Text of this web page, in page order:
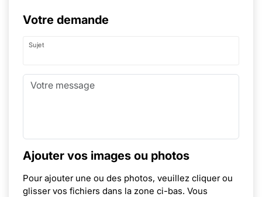
Votre demande
Sujet
Ajouter vos images ou photos
Pour ajouter une ou des photos, veuillez cliquer ou
glisser vos fichiers dans la zone ci-bas. Vous